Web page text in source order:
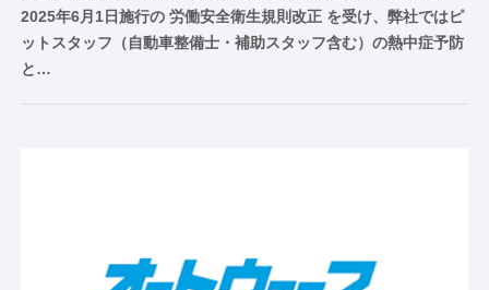
2025年6月1日施行の 労働安全衛生規則改正 を受け、弊社ではピ
ットスタッフ（自動車整備士・補助スタッフ含む）の熱中症予防
と…